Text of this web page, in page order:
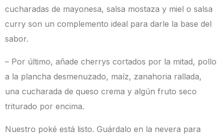
cucharadas de mayonesa, salsa mostaza y miel o salsa
curry son un complemento ideal para darle la base del
sabor.
– Por último, añade cherrys cortados por la mitad, pollo
a la plancha desmenuzado, maíz, zanahoria rallada,
una cucharada de queso crema y algún fruto seco
triturado por encima.
Nuestro poké está listo. Guárdalo en la nevera para